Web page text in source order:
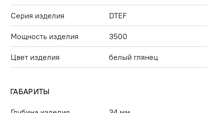
Серия изделия DTEF
Мощность изделия 3500
Цвет изделия белый глянец
ГАБАРИТЫ